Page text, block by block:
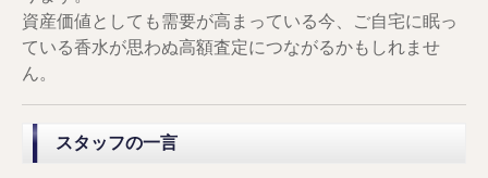
資産価値としても需要が高まっている今、ご自宅に眠っ
ている香水が思わぬ高額査定につながるかもしれませ
ん。
スタッフの一言